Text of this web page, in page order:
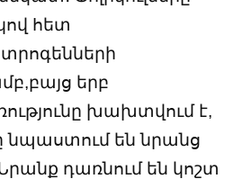
հետ
երբ
խախտվում է,
նպաստում են նրանց
դառնում են կոշտ